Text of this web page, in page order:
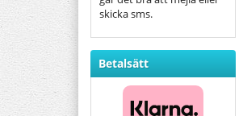
skicka sms.
Betalsätt